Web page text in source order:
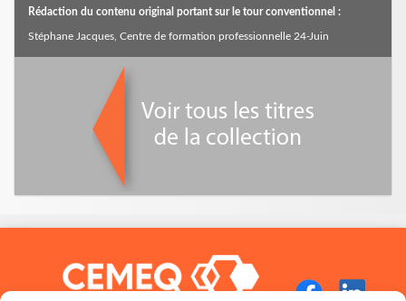
Rédaction du contenu original portant sur le tour conventionnel :
Stéphane Jacques, Centre de formation professionnelle 24-Juin